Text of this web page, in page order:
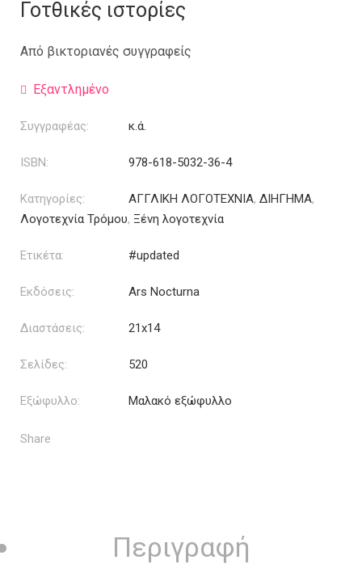
17.00€.
13.60€.
Γοτθικές ιστορίες
Από βικτοριανές συγγραφείς
Εξαντλημένο
Συγγραφέας: κ.ά.
ISBN: 978-618-5032-36-4
Κατηγορίες: ΑΓΓΛΙΚΗ ΛΟΓΟΤΕΧΝΙΑ, ΔΙΗΓΗΜΑ,
Λογοτεχνία Τρόμου, Ξένη λογοτεχνία
Ετικέτα: #updated
Εκδόσεις: Ars Nocturna
Διαστάσεις: 21x14
Σελίδες: 520
Εξώφυλλο: Μαλακό εξώφυλλο
Share
Περιγραφή